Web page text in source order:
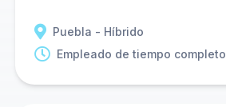
Puebla - Híbrido
Empleado de tiempo completo